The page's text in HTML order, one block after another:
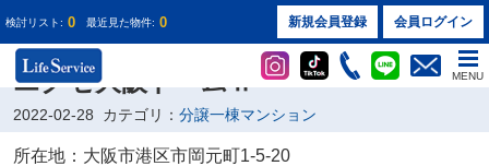
検討リスト: 0 最近見た物件: 0 新規会員登録 会員ログイン
MENU
株式会社ライフサービス
エグゼ大阪ドームⅡ
2022-02-28 カテゴリ： 分譲一棟マンション
所在地：大阪市港区市岡元町1-5-20